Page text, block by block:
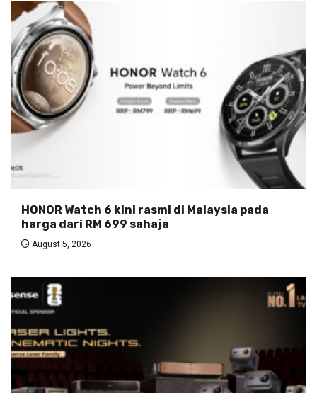
HONOR Watch 6 kini rasmi di Malaysia pada
harga dari RM 699 sahaja
August 5, 2026